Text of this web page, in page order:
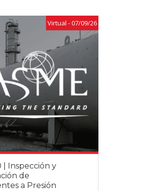
Virtual - 07/09/26
| Inspección y
de
a Presión